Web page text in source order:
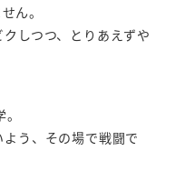
ん。
しつつ、とりあえずや
う、その場で戦闘で